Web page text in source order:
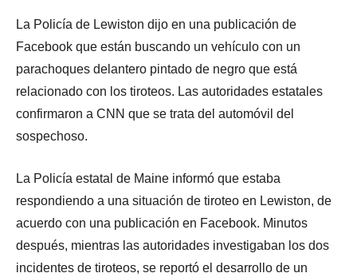
La Policía de Lewiston dijo en una publicación de
Facebook que están buscando un vehículo con un
parachoques delantero pintado de negro que está
relacionado con los tiroteos. Las autoridades estatales
confirmaron a CNN que se trata del automóvil del
sospechoso.
La Policía estatal de Maine informó que estaba
respondiendo a una situación de tiroteo en Lewiston, de
acuerdo con una publicación en Facebook. Minutos
después, mientras las autoridades investigaban los dos
incidentes de tiroteos, se reportó el desarrollo de un